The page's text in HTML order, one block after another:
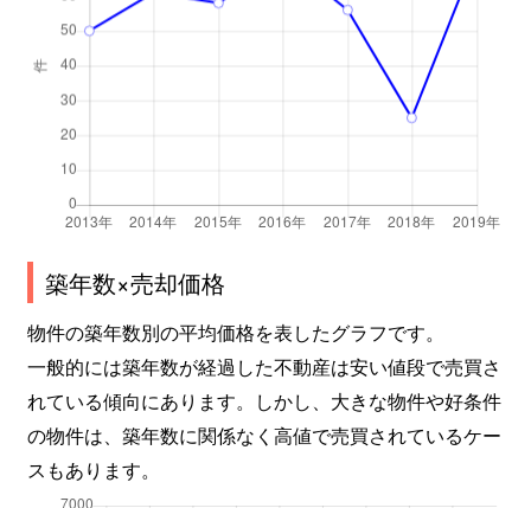
築年数×売却価格
物件の築年数別の平均価格を表したグラフです。
一般的には築年数が経過した不動産は安い値段で売買さ
れている傾向にあります。しかし、大きな物件や好条件
の物件は、築年数に関係なく高値で売買されているケー
スもあります。